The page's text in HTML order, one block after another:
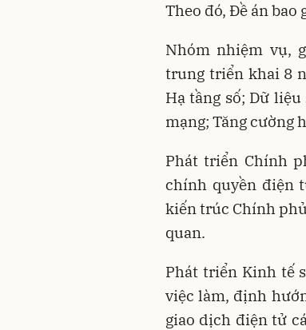
Theo đó, Đề án
Nhóm nhiệm vụ,
trung triển khai 8
Hạ tầng số; Dữ
mạng; Tăng cường
Phát triển Chính
chính quyền điện
kiến trúc Chính
quan.
Phát triển Kinh tế
việc làm, định
giao dịch điện tử